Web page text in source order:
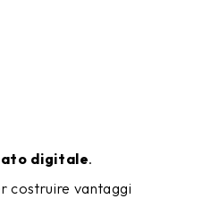
digitale.
costruire vantaggi